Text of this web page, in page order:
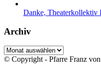
Danke, Theaterkollektiv
Archiv
Archiv
© Copyright - Pfarre Franz von